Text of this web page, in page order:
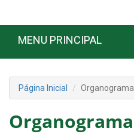
MENU PRINCIPAL
Página Inicial Organograma
Organograma